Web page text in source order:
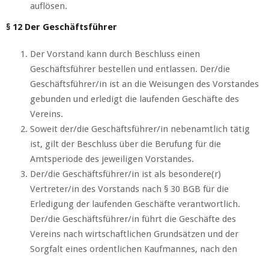
auflösen.
§ 12 Der Geschäftsführer
Der Vorstand kann durch Beschluss einen
Geschäftsführer bestellen und entlassen. Der/die
Geschäftsführer/in ist an die Weisungen des Vorstandes
gebunden und erledigt die laufenden Geschäfte des
Vereins.
Soweit der/die Geschäftsführer/in nebenamtlich tätig
ist, gilt der Beschluss über die Berufung für die
Amtsperiode des jeweiligen Vorstandes.
Der/die Geschäftsführer/in ist als besondere(r)
Vertreter/in des Vorstands nach § 30 BGB für die
Erledigung der laufenden Geschäfte verantwortlich.
Der/die Geschäftsführer/in führt die Geschäfte des
Vereins nach wirtschaftlichen Grundsätzen und der
Sorgfalt eines ordentlichen Kaufmannes, nach den